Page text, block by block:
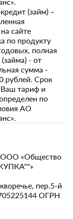
(займ) –
сайте
по продукту
полная
- от
сумма -
рублей. Срок
Ваш тариф и
по
АО
«Общество
пер.5-й
ОГРН